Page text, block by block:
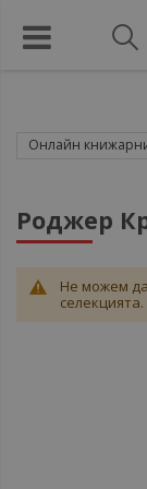
Онлайн
Роджер
Не можем
селекцията.